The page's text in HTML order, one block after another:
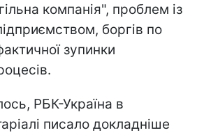
компанія", проблем із
боргів по
зупинки
РБК-Україна в
писало докладніше